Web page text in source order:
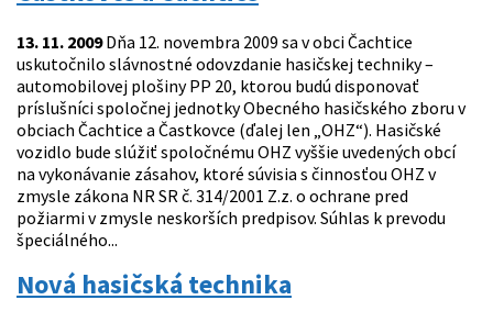
13. 11. 2009Dňa 12. novembra 2009 sa v obci Čachtice
uskutočnilo slávnostné odovzdanie hasičskej techniky –
automobilovej plošiny PP 20, ktorou budú disponovať
príslušníci spoločnej jednotky Obecného hasičského zboru v
obciach Čachtice a Častkovce (ďalej len „OHZ“). Hasičské
vozidlo bude slúžiť spoločnému OHZ vyššie uvedených obcí
na vykonávanie zásahov, ktoré súvisia s činnosťou OHZ v
zmysle zákona NR SR č. 314/2001 Z.z. o ochrane pred
požiarmi v zmysle neskorších predpisov. Súhlas k prevodu
špeciálného...
Nová hasičská technika